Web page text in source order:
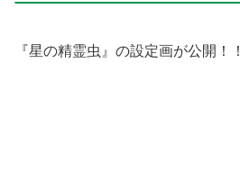
『星の精霊虫』の設定画が公開！！